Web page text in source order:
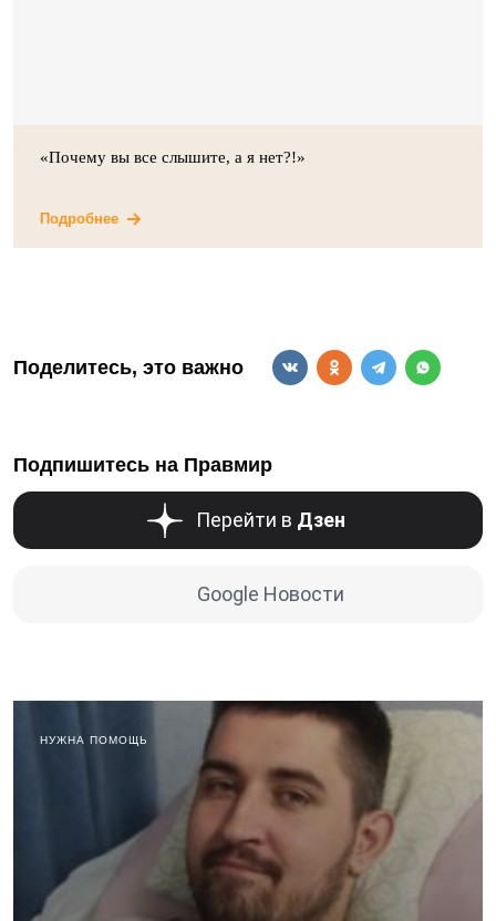
«Почему вы все слышите, а я нет?!»
Подробнее
Поделитесь, это важно
Подпишитесь на Правмир
Перейти в Дзен
Google Новости
НУЖНА ПОМОЩЬ